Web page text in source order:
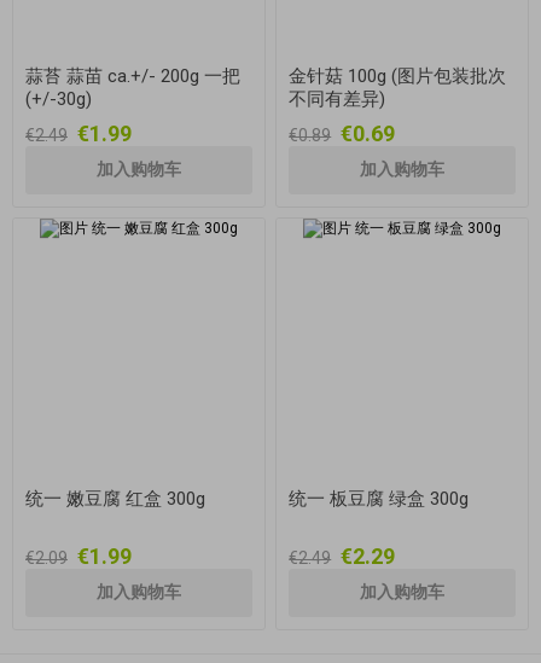
蒜苔 蒜苗 ca.+/- 200g 一把
(+/-30g)
€2.49 €1.99
金针菇 100g (图片包装批次
不同有差异)
€0.89 €0.69
统一 嫩豆腐 红盒 300g
€2.09 €1.99
统一 板豆腐 绿盒 300g
€2.49 €2.29